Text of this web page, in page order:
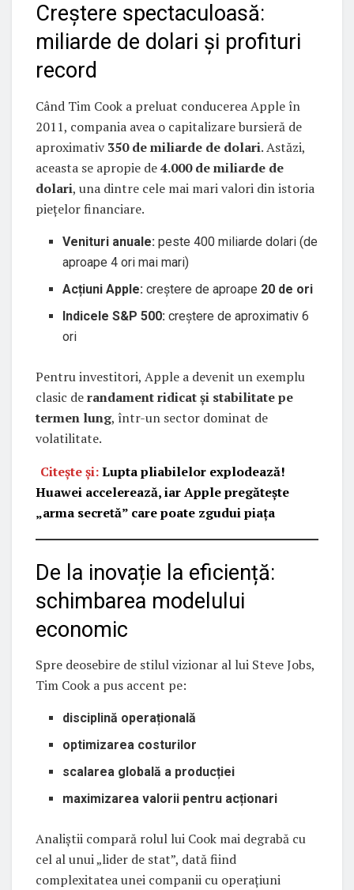
Creștere spectaculoasă:
miliarde de dolari și profituri
record
Când Tim Cook a preluat conducerea Apple în
2011, compania avea o capitalizare bursieră de
aproximativ350 de miliarde de dolari. Astăzi,
aceasta se apropie de4.000 de miliarde de
dolari, una dintre cele mai mari valori din istoria
piețelor financiare.
Venituri anuale: peste 400 miliarde dolari (de
aproape 4 ori mai mari)
Acțiuni Apple: creștere de aproape 20 de ori
Indicele S&P 500: creștere de aproximativ 6
ori
Pentru investitori, Apple a devenit un exemplu
clasic derandament ridicat și stabilitate pe
termen lung, într-un sector dominat de
volatilitate.
Citește și:Lupta pliabilelor explodează!
Huawei accelerează, iar Apple pregătește
„arma secretă” care poate zgudui piața
De la inovație la eficiență:
schimbarea modelului
economic
Spre deosebire de stilul vizionar al lui Steve Jobs,
Tim Cook a pus accent pe:
disciplină operațională
optimizarea costurilor
scalarea globală a producției
maximizarea valorii pentru acționari
Analiștii compară rolul lui Cook mai degrabă cu
cel al unui „lider de stat”, dată fiind
complexitatea unei companii cu operațiuni